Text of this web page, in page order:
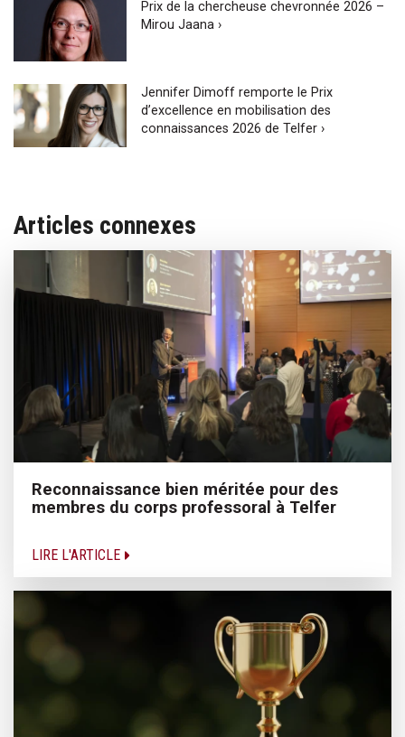
Prix de la chercheuse chevronnée 2026 –
Mirou Jaana ›
Jennifer Dimoff remporte le Prix
d’excellence en mobilisation des
connaissances 2026 de Telfer ›
Articles connexes
Reconnaissance bien méritée pour des
membres du corps professoral à Telfer
LIRE L'ARTICLE